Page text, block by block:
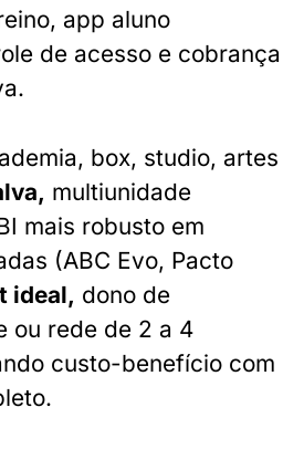
app aluno
de acesso e cobrança
box, studio, artes
multiunidade
mais robusto em
(ABC Evo, Pacto
ideal, dono de
ou rede de 2 a 4
custo-benefício com